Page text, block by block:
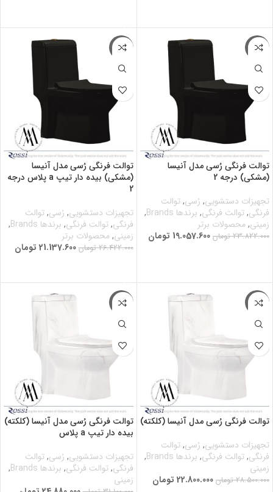
-20%
توالت فرنگی رُسی مدل آنیسا
(مشکی) درجه 2
تجهیزات دستشویی, رُسی,توالت
فرنگی,توالت فرنگی, برندها Brands
,
زمینی, محصولات برتر
23.822.000 تومان 19.057.600 تومان
-20%
توالت فرنگی رُسی مدل آنیسا
(مشکی) بیده دار تیپ a پلاس درجه
2
تجهیزات دستشویی, رُسی,توالت
فرنگی,توالت فرنگی, برندها Brands
,
زمینی, محصولات برتر
26.422.000 تومان 21.137.600 تومان
-20%
توالت فرنگی رُسی مدل آنیسا (کلکته)
تجهیزات دستشویی, رُسی,توالت
فرنگی,توالت فرنگی, برندها Brands
,
زمینی
28.500.000 تومان 22.800.000 تومان
-20%
توالت فرنگی رُسی مدل آنیسا (کلکته)
بیده دار تیپ a پلاس
تجهیزات دستشویی, رُسی,توالت
فرنگی,توالت فرنگی, برندها Brands
,
زمینی